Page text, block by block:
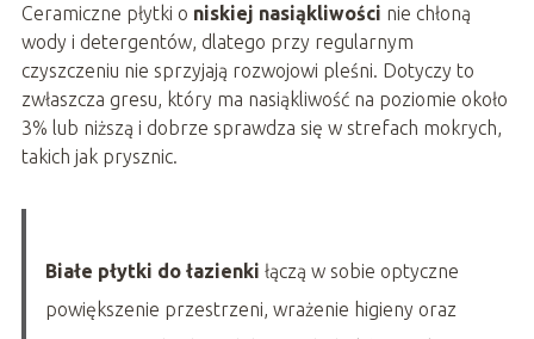
Ceramiczne płytki o niskiej nasiąkliwości nie chłoną
wody i detergentów, dlatego przy regularnym
czyszczeniu nie sprzyjają rozwojowi pleśni. Dotyczy to
zwłaszcza gresu, który ma nasiąkliwość na poziomie około
3% lub niższą i dobrze sprawdza się w strefach mokrych,
takich jak prysznic.
Białe płytki do łazienki łączą w sobie optyczne
powiększenie przestrzeni, wrażenie higieny oraz